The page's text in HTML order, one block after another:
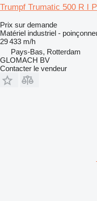
Trumpf Trumatic 500 R I
Prix sur demande
Matériel industriel -
29 433 m/h
Pays-Bas, Rotterdam
GLOMACH BV
Contacter le vendeur